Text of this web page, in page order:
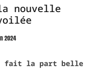
nouvelle
2024
fait la part belle